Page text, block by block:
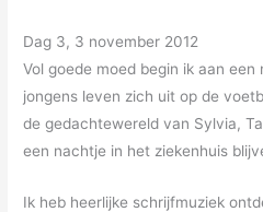
Dag 3, 3 november 2012
Vol goede moed begin ik aan een
jongens leven zich uit op de
de gedachtewereld van Sylvia,
een nachtje in het ziekenhuis
Ik heb heerlijke schrijfmuziek